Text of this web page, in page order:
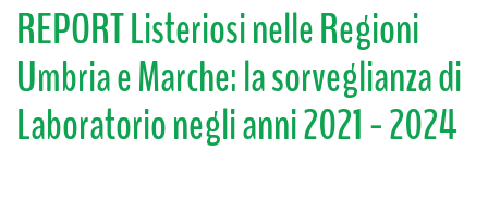
REPORT Listeriosi nelle Regioni
Umbria e Marche: la sorveglianza di
Laboratorio negli anni 2021 - 2024